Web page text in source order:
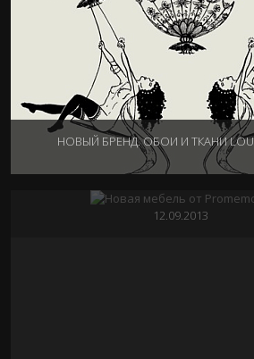
НОВЫЙ БРЕНД. ОБОИ И ТКАНИ
НОВАЯ МЕБЕЛЬ ОТ
12.09.2013